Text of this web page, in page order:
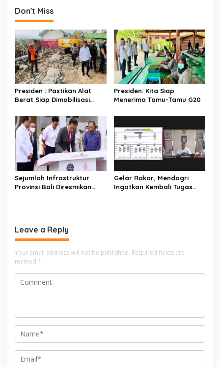
k
n
a
v
i
g
a
t
i
o
n
Don't Miss
Presiden : Pastikan Alat
Berat Siap Dimobilisasi
Gempa
Presiden: Kita Siap
Menerima Tamu-Tamu G20
Sejumlah Infrastruktur
Provinsi Bali Diresmikan
Gelar Rakor, Mendagri
Ingatkan Kembali Tugas
Leave a Reply
Your email address will not be published. Required fields are
marked *